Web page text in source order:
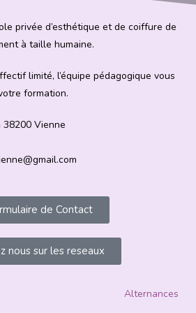
privée d’esthétique et de coiffure de
à taille humaine.
limité, l’équipe pédagogique vous
formation.
38200 Vienne
de Contact
nous sur les reseaux
Alternances